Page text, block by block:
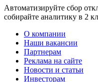
Автоматизируйте сбор
собирайте аналитику в 2
О компании
Наши вакансии
Партнерам
Реклама на сайте
Новости и статьи
Инвесторам